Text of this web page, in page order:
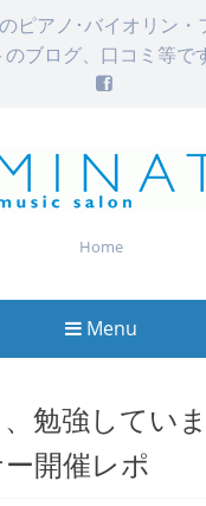
ピアノ･バイオリン・
ブログ、口コミ等で
Home
Menu
勉強してい
開催レポ